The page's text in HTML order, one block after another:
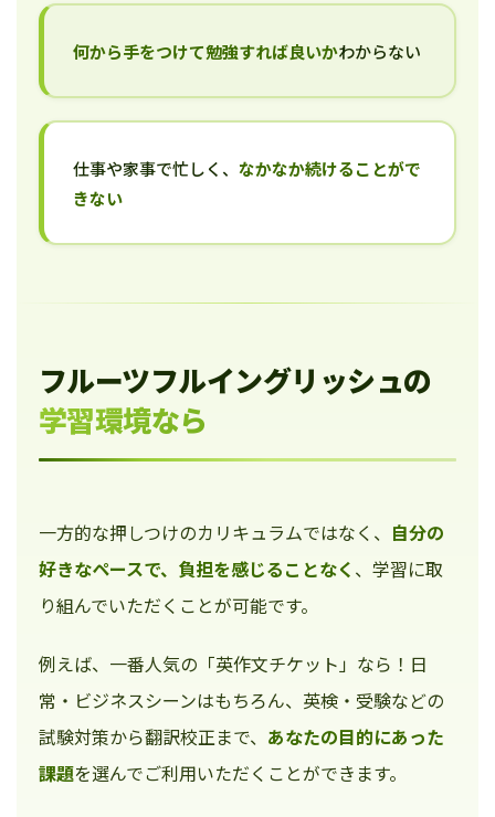
何から手をつけて勉強すれば良いかわからない
仕事や家事で忙しく、 なかなか続けることがで
きない
フルーツフルイングリッシュの
学習環境なら
一方的な押しつけのカリキュラムではなく、 自分の
好きなペースで、負担を感じることなく 、学習に取
り組んでいただくことが可能です。
例えば、一番人気の「英作文チケット」なら！日
常・ビジネスシーンはもちろん、英検・受験などの
試験対策から翻訳校正まで、 あなたの目的にあった
課題を選んでご利用いただくことができます。